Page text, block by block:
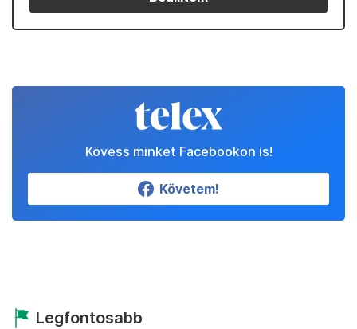
Kövess minket Facebookon is!
Követem!
Legfontosabb